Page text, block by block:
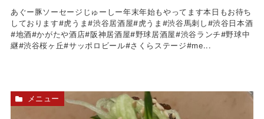
あぐー豚ソーセージじゅーしー年末年始もやってます本日もお待ち
しております#虎うま#渋谷居酒屋#虎うま#渋谷馬刺し#渋谷日本酒
#地酒#かがたや酒店#阪神居酒屋#野球居酒屋#渋谷ランチ#野球中
継#渋谷桜ヶ丘#サッポロビール#さくらステージ#me...
メニュー